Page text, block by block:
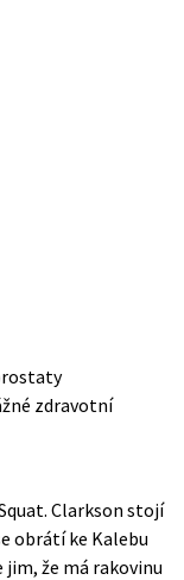
zdravotní
Clarkson stojí
obrátí ke Kalebu
že má rakovinu